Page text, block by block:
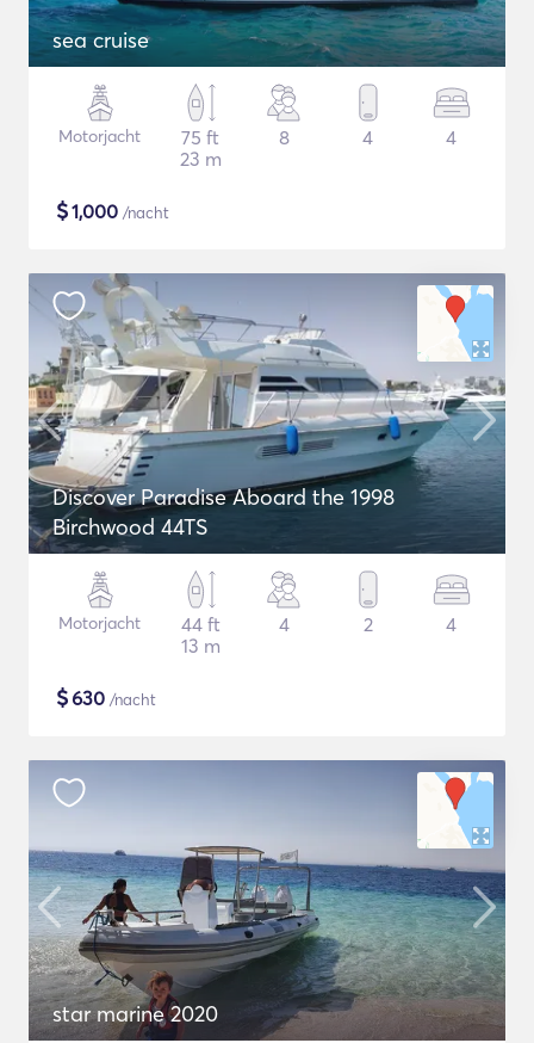
sea cruise
Motorjacht
75 ft
23 m
8 4 4
$1,000 /nacht
Discover Paradise Aboard the 1998
Birchwood 44TS
Motorjacht
44 ft
13 m
4 2 4
$630 /nacht
star marine 2020